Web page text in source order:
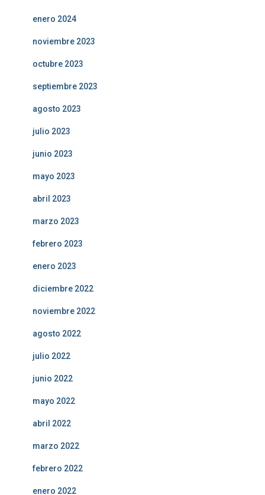
enero 2024
noviembre 2023
octubre 2023
septiembre 2023
agosto 2023
julio 2023
junio 2023
mayo 2023
abril 2023
marzo 2023
febrero 2023
enero 2023
diciembre 2022
noviembre 2022
agosto 2022
julio 2022
junio 2022
mayo 2022
abril 2022
marzo 2022
febrero 2022
enero 2022